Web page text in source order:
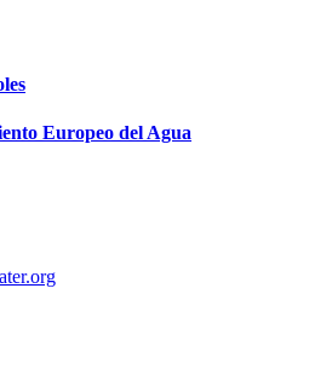
Europeo del Agua